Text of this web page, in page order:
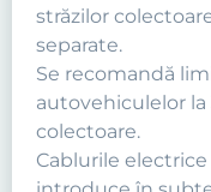
străzilor
separate.
Se recomandă
autovehiculelor
colectoare.
Cablurile